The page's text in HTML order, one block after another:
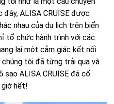
ALISA CRUISE được
nhau của du lịch trên biển
tổ chức hành trình với các
lại một cảm giác kết nối
chúng tôi đã từng trải qua và
sao ALISA CRUISE đã cố
hết!